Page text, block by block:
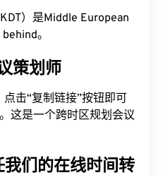
）是Middle European
。
策划师
击“复制链接”按钮即可
这是一个跨时区规划会议
们的在线时间转